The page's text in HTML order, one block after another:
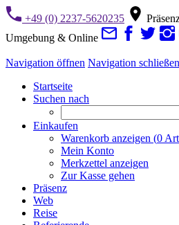
+49 (0) 2237-5620235
Umgebung & Online
Navigation öffnen Navigation schließen
Startseite
Suchen nach
Einkaufen
Warenkorb anzeigen (0
Mein Konto
Merkzettel anzeigen
Zur Kasse gehen
Präsenz
Web
Reise